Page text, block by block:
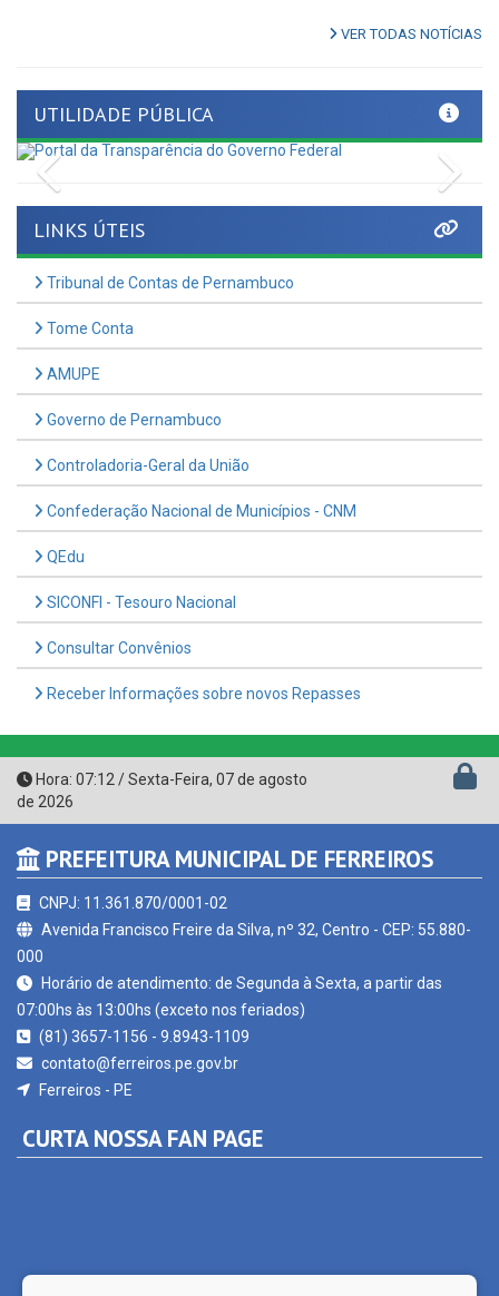
VER TODAS NOTÍCIAS
UTILIDADE PÚBLICA
Previous
LINKS ÚTEIS
Tribunal de Contas de Pernambuco
Tome Conta
AMUPE
Governo de Pernambuco
Controladoria-Geral da União
Confederação Nacional de Municípios - CNM
QEdu
SICONFI - Tesouro Nacional
Consultar Convênios
Receber Informações sobre novos Repasses
Hora: 07:12 /Sexta-Feira, 07 de agosto
de 2026
PREFEITURA MUNICIPAL DE FERREIROS
CNPJ: 11.361.870/0001-02
Avenida Francisco Freire da Silva, nº 32, Centro - CEP: 55.880-
000
Horário de atendimento: de Segunda à Sexta, a partir das
07:00hs às 13:00hs (exceto nos feriados)
(81) 3657-1156 - 9.8943-1109
contato@ferreiros.pe.gov.br
Ferreiros - PE
CURTA NOSSA FAN PAGE